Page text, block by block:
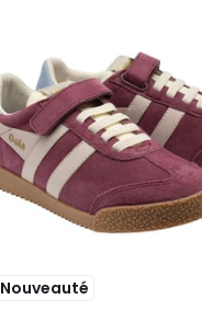
Nouveauté